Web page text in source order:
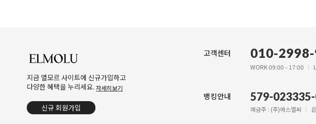
지금 엘모르 사이트에 신규가입하고
다양한 혜택을 누리세요. 자세히보기
신규 회원가입
고객센터 010-
WORK 09:00 - 17:00
뱅킹안내 579-
예금주 : (주)에스엘씨